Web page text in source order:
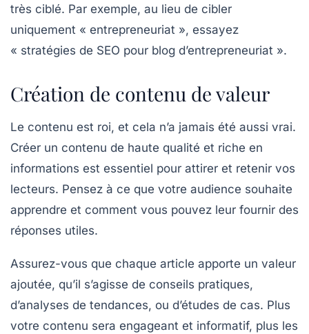
très ciblé. Par exemple, au lieu de cibler
uniquement « entrepreneuriat », essayez
« stratégies de SEO pour blog d’entrepreneuriat ».
Création de contenu de valeur
Le contenu est roi, et cela n’a jamais été aussi vrai.
Créer un contenu de haute qualité et riche en
informations est essentiel pour attirer et retenir vos
lecteurs. Pensez à ce que votre audience souhaite
apprendre et comment vous pouvez leur fournir des
réponses utiles.
Assurez-vous que chaque article apporte un valeur
ajoutée, qu’il s’agisse de conseils pratiques,
d’analyses de tendances, ou d’études de cas. Plus
votre contenu sera engageant et informatif, plus les